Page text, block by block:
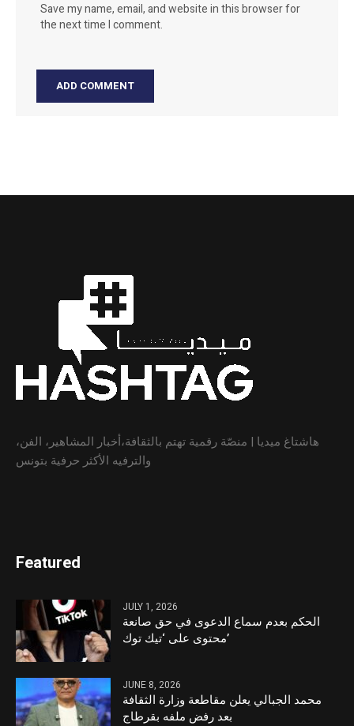
Save my name, email, and website in this browser for
the next time I comment.
هاشتاغ ميديا | منصّة رقمية تهتم بالثقافة،أخبار المشاهير، الفن،
والترفيه الأكثر حرفية بتونس
Featured
JULY 1, 2026
الحكم بعدم سماع الدعوى في حق صانعة
محتوى على ‘تيك توك’
JUNE 8, 2026
محمد الجبالي يعلن مقاطعة وزارة الثقافة
بعد رفض ملفه بقرطاج